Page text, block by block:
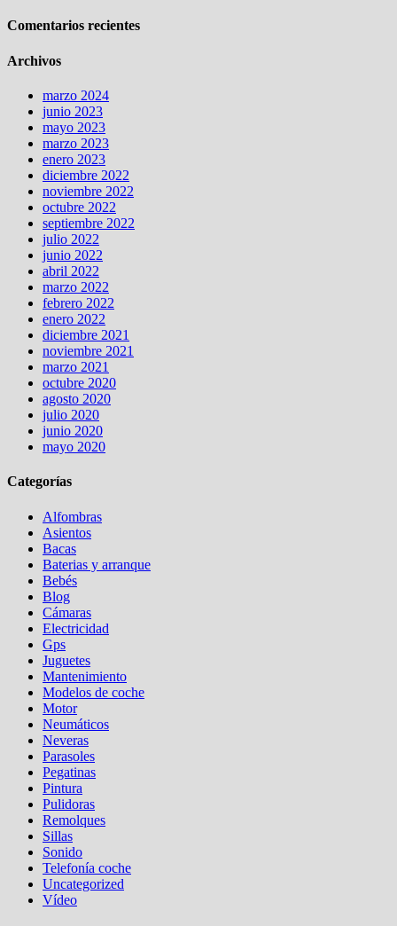
Comentarios recientes
Archivos
marzo 2024
junio 2023
mayo 2023
marzo 2023
enero 2023
diciembre 2022
noviembre 2022
octubre 2022
septiembre 2022
julio 2022
junio 2022
abril 2022
marzo 2022
febrero 2022
enero 2022
diciembre 2021
noviembre 2021
marzo 2021
octubre 2020
agosto 2020
julio 2020
junio 2020
mayo 2020
Categorías
Alfombras
Asientos
Bacas
Baterias y arranque
Bebés
Blog
Cámaras
Electricidad
Gps
Juguetes
Mantenimiento
Modelos de coche
Motor
Neumáticos
Neveras
Parasoles
Pegatinas
Pintura
Pulidoras
Remolques
Sillas
Sonido
Telefonía coche
Uncategorized
Vídeo